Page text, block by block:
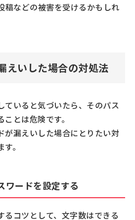
稿などの被害を受けるかもしれ
えいした場合の対処法
ていると気づいたら、そのパス
とは危険です。
が漏えいした場合にとりたい対
。
ワードを設定する
るコツとして、文字数はできる